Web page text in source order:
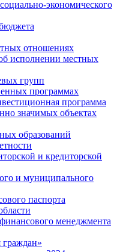
экономического
отношениях
исполнении местных
групп
программах
программа
значимых объектах
образований
и кредиторской
и муниципального
паспорта
менеджмента